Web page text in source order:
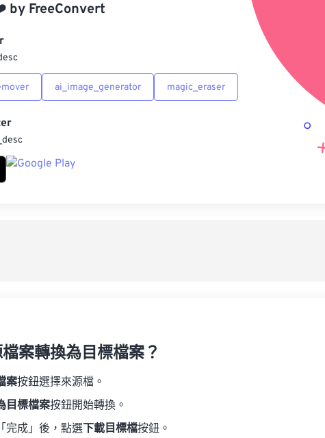
另存為
by FreeConvert
ai_image_generator magic_eraser
案轉換為目標檔案？
案按鈕選擇來源檔。
目標檔案按鈕開始轉換。
完成」後，點選 下載目標檔按鈕。